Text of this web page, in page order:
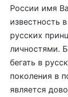
России имя
известность
русских
личностями.
бегать в
поколения в
является